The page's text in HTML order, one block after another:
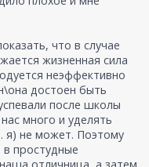
что в случае
жизненная сила
неэффективно
достоен быть
после школы
много и уделять
я) не может. Поэтому
в простудные